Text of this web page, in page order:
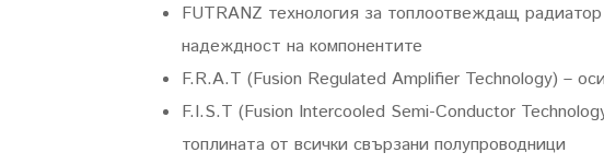
FUTRANZ технология за топлоотвеждащ
надеждност на компонентите
F.R.A.T (Fusion Regulated Amplifier Technology) –
F.I.S.T (Fusion Intercooled Semi-Conductor
топлината от всички свързани полупроводници